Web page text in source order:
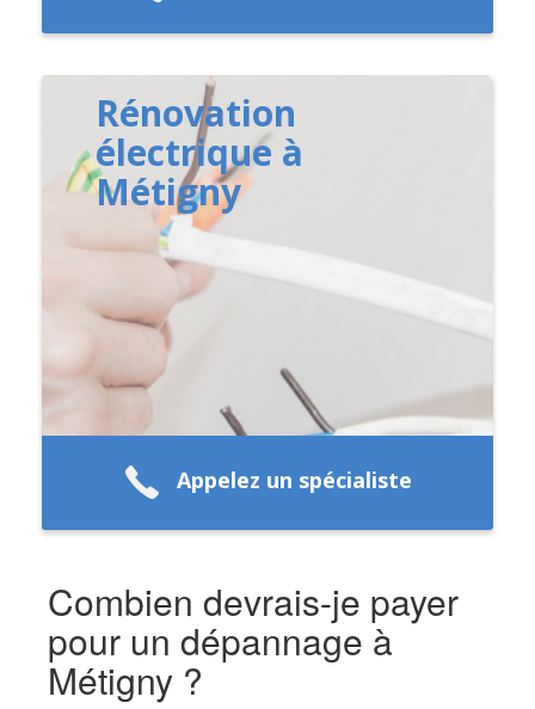
Rénovation
électrique à
Métigny
Appelez un spécialiste
Combien devrais-je payer
pour un dépannage à
Métigny ?